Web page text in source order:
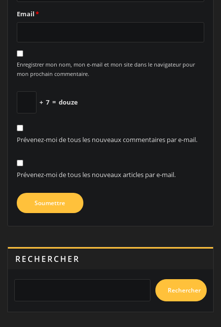
Email*
Enregistrer mon nom, mon e-mail et mon site dans le navigateur pour
mon prochain commentaire.
+ 7 = douze
Prévenez-moi de tous les nouveaux commentaires par e-mail.
Prévenez-moi de tous les nouveaux articles par e-mail.
RECHERCHER
Rechercher